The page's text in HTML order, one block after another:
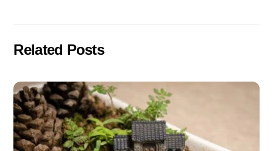
Related Posts